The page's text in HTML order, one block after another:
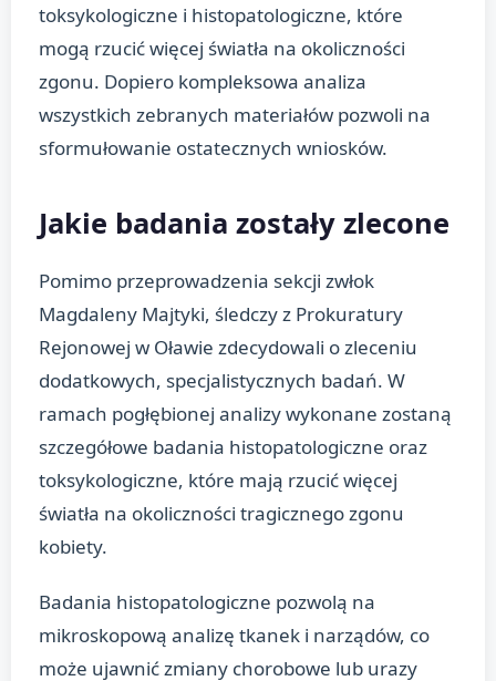
toksykologiczne i histopatologiczne, które
mogą rzucić więcej światła na okoliczności
zgonu. Dopiero kompleksowa analiza
wszystkich zebranych materiałów pozwoli na
sformułowanie ostatecznych wniosków.
Jakie badania zostały zlecone
Pomimo przeprowadzenia sekcji zwłok
Magdaleny Majtyki, śledczy z Prokuratury
Rejonowej w Oławie zdecydowali o zleceniu
dodatkowych, specjalistycznych badań. W
ramach pogłębionej analizy wykonane zostaną
szczegółowe badania histopatologiczne oraz
toksykologiczne, które mają rzucić więcej
światła na okoliczności tragicznego zgonu
kobiety.
Badania histopatologiczne pozwolą na
mikroskopową analizę tkanek i narządów, co
może ujawnić zmiany chorobowe lub urazy